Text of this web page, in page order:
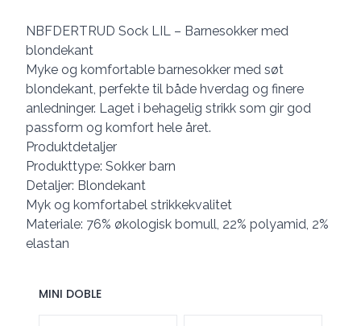
Description
NBFDERTRUD Sock LIL – Barnesokker med
blondekant
Myke og komfortable barnesokker med søt
blondekant, perfekte til både hverdag og finere
anledninger. Laget i behagelig strikk som gir god
passform og komfort hele året.
Produktdetaljer
Produkttype: Sokker barn
Detaljer: Blondekant
Myk og komfortabel strikkekvalitet
Materiale: 76% økologisk bomull, 22% polyamid, 2%
elastan
MINI DOBLE
Velg en MINI DOBLE